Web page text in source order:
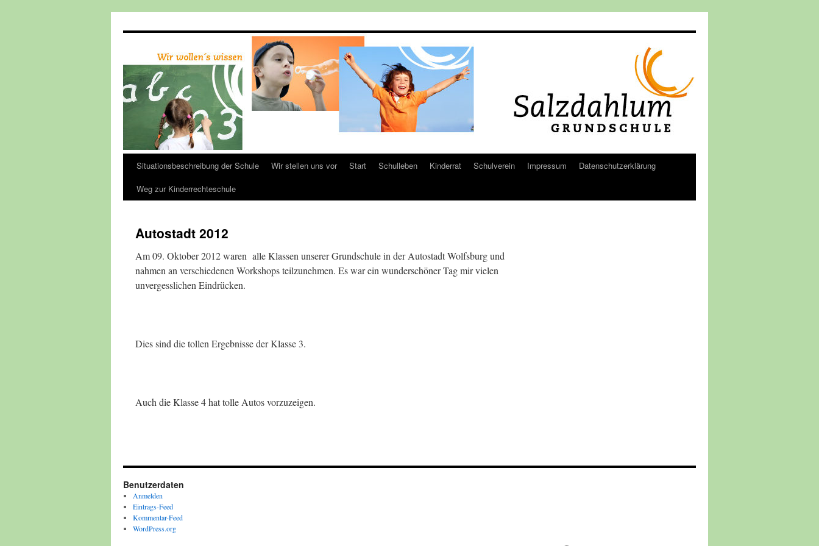
Situationsbeschreibung der Schule Wir stellen uns vor Start Schulleben Kinderrat Schulverein Impressum
Datenschutzerklärung
Weg zur Kinderrechteschule
Autostadt 2012
Am 09. Oktober 2012 waren alle Klassen unserer Grundschule in der Autostadt Wolfsburg und
nahmen an verschiedenen Workshops teilzunehmen. Es war ein wunderschöner Tag mir vielen
unvergesslichen Eindrücken.
Dies sind die tollen Ergebnisse der Klasse 3.
Auch die Klasse 4 hat tolle Autos vorzuzeigen.
Benutzerdaten
Anmelden
Eintrags-Feed
Kommentar-Feed
WordPress.org